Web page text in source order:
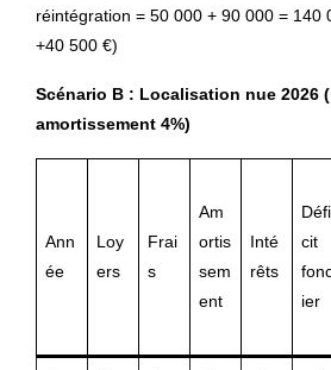
réintégration = 50 000 + 90 000 = 140
+40 500 €)
Scénario B : Localisation nue 2026
amortissement 4%)
Ann
ée
Loy
ers
Frai
s
Am
ortis
sem
ent
Inté
rêts
Défi
cit
ier